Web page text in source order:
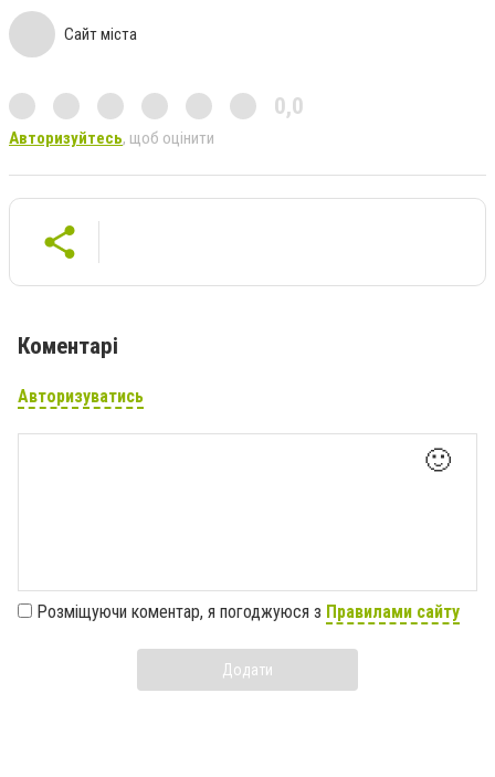
Сайт міста
0,0
Авторизуйтесь, щоб оцінити
Коментарі
Авторизуватись
🙂
Розміщуючи коментар, я погоджуюся з Правилами сайту
Додати